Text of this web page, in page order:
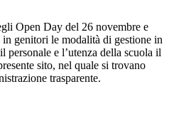
Open Day del 26 novembre e
genitori le modalità di gestione in
personale e l’utenza della scuola il
sito, nel quale si trovano
trasparente.